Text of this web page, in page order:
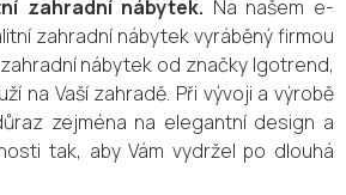
zahradní nábytek. Na našem e-
zahradní nábytek vyráběný firmou
nábytek od značky Igotrend,
na Vaší zahradě. Při vývoji a výrobě
zejména na elegantní design a
tak, aby Vám vydržel po dlouhá